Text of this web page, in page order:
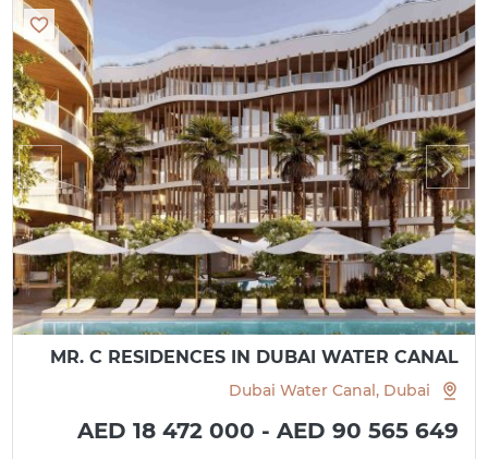
MR. C RESIDENCES IN DUBAI WATER CANAL
Dubai Water Canal, Dubai
AED 18 472 000 - AED 90 565 649